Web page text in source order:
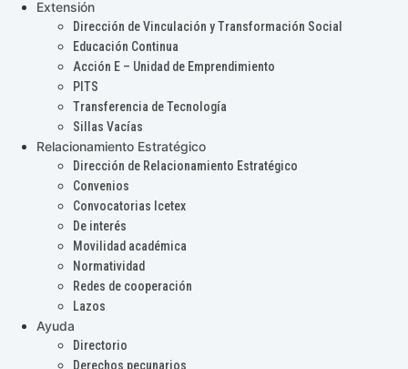
Extensión
Dirección de Vinculación y Transformación Social
Educación Continua
Acción E – Unidad de Emprendimiento
PITS
Transferencia de Tecnología
Sillas Vacías
Relacionamiento Estratégico
Dirección de Relacionamiento Estratégico
Convenios
Convocatorias Icetex
De interés
Movilidad académica
Normatividad
Redes de cooperación
Lazos
Ayuda
Directorio
Derechos pecunarios